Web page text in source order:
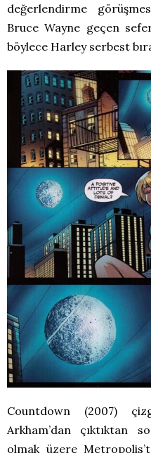
değerlendirme
Bruce Wayne geçen
böylece Harley serbest
Countdown (2007)
Arkham’dan çıktıktan
olmak üzere